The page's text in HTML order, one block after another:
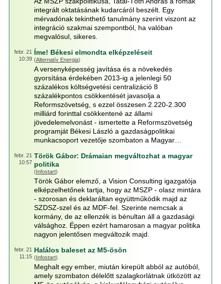
integrált oktatásának kudarcáról beszélt. Egy
mérvadónak tekinthető tanulmány szerint viszont az
integráció szakmai szempontból, ha valóban
megvalósul, sikeres.
febr. 21
10:39
Íme! Békesi elmondta elképzeléseit
(Alternatív Energia)
A versenyképesség javítása és a növekedés
gyorsítása érdekében 2013-ig a jelenlegi 50
százalékos költségvetési centralizáció 8
százalékpontos csökkentését javasolja a
Reformszövetség, s ezzel összesen 2.220-2.300
milliárd forinttal csökkentené az állami
jövedelemelvonást - ismertette a Reformszövetség
programját Békesi László a gazdaságpolitikai
munkacsoport vezetője szombaton a Magyar…
febr. 21
10:57
Török Gábor: Drámaian megváltozhat a magyar
politika
(Infostart)
Török Gábor elemző, a Vision Consulting igazgatója
elképzelhetőnek tartja, hogy az MSZP - olasz mintára
- szorosan és deklaráltan együttműködik majd az
SZDSZ-szel és az MDF-fel. Szerinte nemcsak a
kormány, de az ellenzék is bénultan áll a gazdasági
válsághoz. Éppen ezért hamarosan a magyar politika
nagyon jelentősen megváltozik majd.
febr. 21
11:15
Halálos baleset az M5-ösön
(Infostart)
Meghalt egy ember, miután kirepült abból az autóból,
amely szombaton délelőtt szalagkorlátnak ütközött az